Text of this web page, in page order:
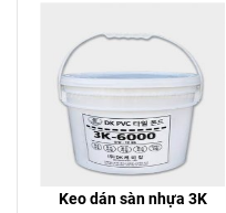
Keo dán sàn nhựa 3K